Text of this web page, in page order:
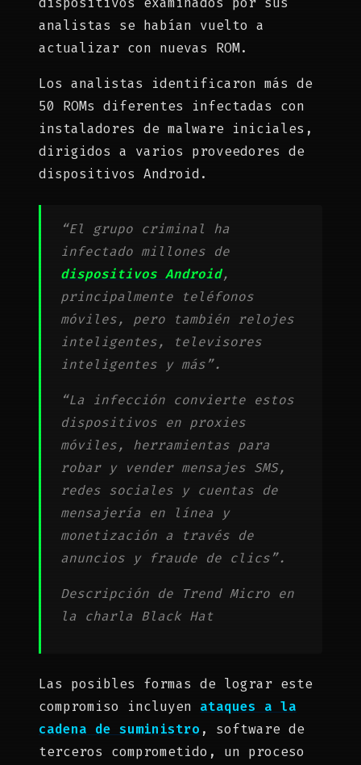
analistas se habían vuelto a
actualizar con nuevas ROM.
Los analistas identificaron más de
50 ROMs diferentes infectadas con
instaladores de malware iniciales,
dirigidos a varios proveedores de
dispositivos Android.
“El grupo criminal ha
infectado millones de
dispositivos Android,
principalmente teléfonos
móviles, pero también relojes
inteligentes, televisores
inteligentes y más”.
“La infección convierte estos
dispositivos en proxies
móviles, herramientas para
robar y vender mensajes SMS,
redes sociales y cuentas de
mensajería en línea y
monetización a través de
anuncios y fraude de clics”.
Descripción de Trend Micro en
la charla Black Hat
Las posibles formas de lograr este
compromiso incluyen ataques a la
cadena de suministro , software de
terceros comprometido, un proceso